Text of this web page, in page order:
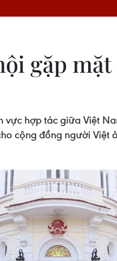
gặp
vực hợp tác giữa Việt
cộng đồng người Việt